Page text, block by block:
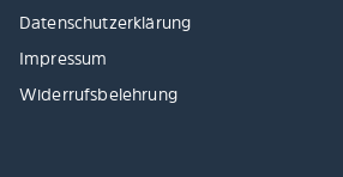
Datenschutzerklärung
Impressum
Widerrufsbelehrung